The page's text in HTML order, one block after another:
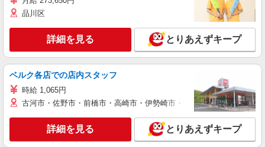
品川区
詳細を見る とりあえずキープ
ベルク各店での店内スタッフ
時給 1,065円
古河市・佐野市・前橋市・高崎市・伊勢崎市・太田市・館林市・藤
詳細を見る とりあえずキープ